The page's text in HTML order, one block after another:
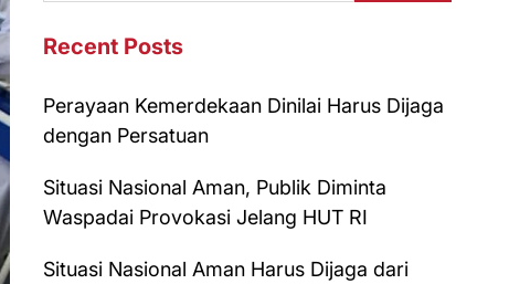
Recent Posts
Perayaan Kemerdekaan Dinilai Harus Dijaga
dengan Persatuan
Situasi Nasional Aman, Publik Diminta
Waspadai Provokasi Jelang HUT RI
Situasi Nasional Aman Harus Dijaga dari